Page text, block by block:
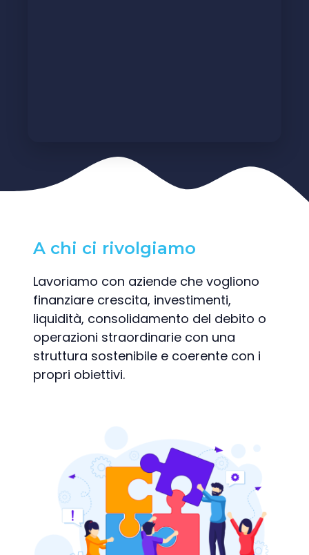
A chi ci rivolgiamo
Lavoriamo con aziende che vogliono
finanziare crescita, investimenti,
liquidità, consolidamento del debito o
operazioni straordinarie con una
struttura sostenibile e coerente con i
propri obiettivi.